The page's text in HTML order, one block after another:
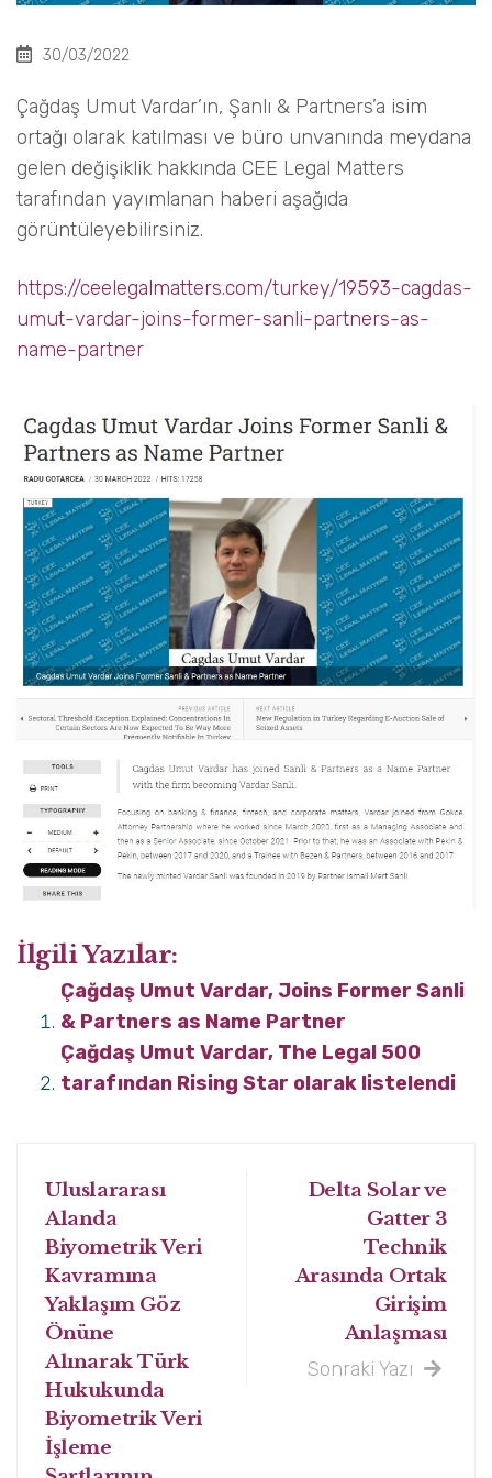
30/03/2022
Çağdaş Umut Vardar’ın, Şanlı & Partners’a isim
ortağı olarak katılması ve büro unvanında meydana
gelen değişiklik hakkında CEE Legal Matters
tarafından yayımlanan haberi aşağıda
görüntüleyebilirsiniz.
https://ceelegalmatters.com/turkey/19593-cagdas-
umut-vardar-joins-former-sanli-partners-as-
name-partner
İlgili Yazılar:
Çağdaş Umut Vardar, Joins Former Sanli
& Partners as Name Partner
Çağdaş Umut Vardar, The Legal 500
tarafından Rising Star olarak listelendi
Uluslararası
Alanda
Biyometrik Veri
Kavramına
Yaklaşım Göz
Önüne
Alınarak Türk
Hukukunda
Biyometrik Veri
İşleme
Delta Solar ve
Gatter 3
Technik
Arasında Ortak
Girişim
Anlaşması
Sonraki Yazı